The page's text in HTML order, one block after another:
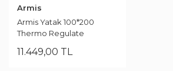
Armis
Armis Yatak 100*200
Thermo Regulate
11.449,00 TL